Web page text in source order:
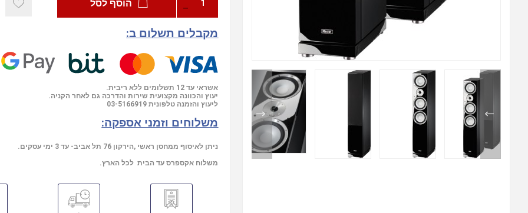
הוסף לסל
מקבלים תשלום ב:
אשראי עד 12 תשלומים ללא ריבית.
יעוץ והכוונה מקצועית שירות והדרכה גם לאחר הקניה.
ליעוץ והזמנה טלפונית 03-5166919
משלוחים וזמני אספקה:
ניתן לאיסוף ממחסן ראשי ,הירקון 76 תל אביב- עד 3 ימי עסקים.
משלוח אקספרס עד הבית לכל הארץ.